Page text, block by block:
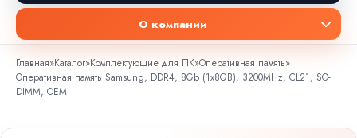
О компании
Главная»Каталог»Комплектующие для ПК»Оперативная память»
Оперативная память Samsung, DDR4, 8Gb (1x8GB), 3200MHz, CL21, SO-
DIMM, OEM